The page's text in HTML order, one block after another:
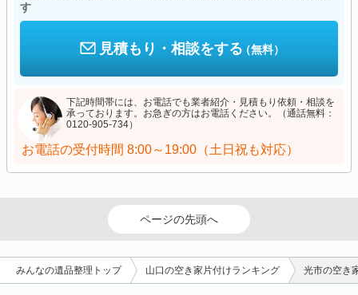
す
見積もり・相談をする（無料）
下記時間帯には、お電話でも業者紹介・見積もり依頼・相談を
承っております。お急ぎの方はお電話ください。（通話無料：
0120-905-734）
お電話の受付時間 8:00～19:00（土日祝も対応）
ページの先頭へ
みんなの遺品整理トップ 山口の空き家片付けランキング 光市の空き